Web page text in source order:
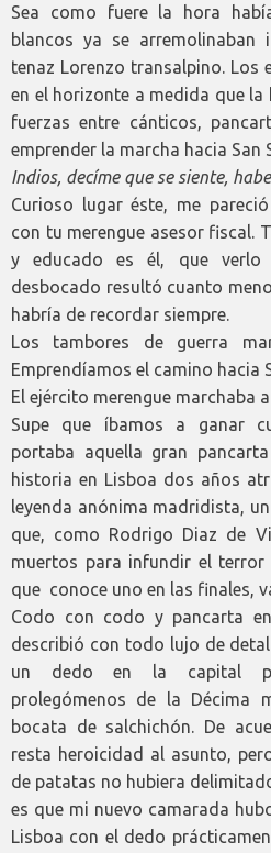
Sea como fuere la hora
blancos ya se arremolinaban
tenaz Lorenzo transalpino. Los
en el horizonte a medida que
fuerzas entre cánticos,
emprender la marcha hacia San
Indios, decíme que se siente,
Curioso lugar éste, me
con tu merengue asesor fiscal.
y educado es él, que verlo
desbocado resultó cuanto
habría de recordar siempre.
Los tambores de guerra
Emprendíamos el camino hacia
El ejército merengue marchaba
Supe que íbamos a ganar
portaba aquella gran
historia en Lisboa dos años
leyenda anónima madridista,
que, como Rodrigo Diaz de
muertos para infundir el terror
que conoce uno en las finales,
Codo con codo y pancarta
describió con todo lujo de
un dedo en la capital
prolegómenos de la Décima
bocata de salchichón. De
resta heroicidad al asunto,
de patatas no hubiera
es que mi nuevo camarada
Lisboa con el dedo